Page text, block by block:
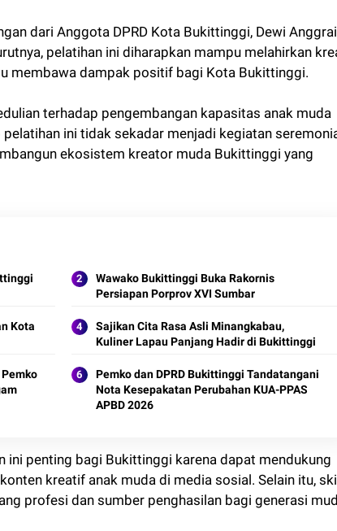
dari Anggota DPRD Kota Bukittinggi, Dewi
pelatihan ini diharapkan mampu melahirkan
membawa dampak positif bagi Kota Bukittinggi.
terhadap pengembangan kapasitas anak muda
ini tidak sekadar menjadi kegiatan
ekosistem kreator muda Bukittinggi yang
Wawako Bukittinggi Buka Rakornis
Persiapan Porprov XVI Sumbar
Kota
Sajikan Cita Rasa Asli Minangkabau,
Kuliner Lapau Panjang Hadir di Bukittinggi
Pemko dan DPRD Bukittinggi Tandatangani
Nota Kesepakatan Perubahan KUA-PPAS
APBD 2026
ini penting bagi Bukittinggi karena dapat mendukung
kreatif anak muda di media sosial. Selain itu,
profesi dan sumber penghasilan bagi generasi